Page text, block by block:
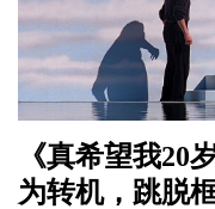
《真希望我20
为转机，跳脱